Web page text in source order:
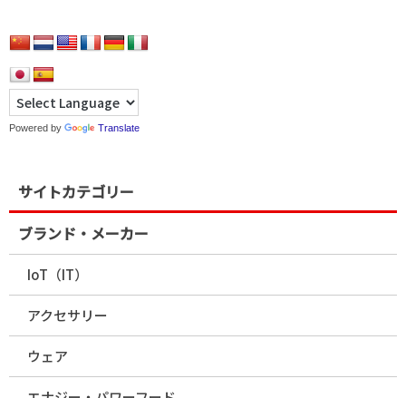
Powered by Translate
サイトカテゴリー
ブランド・メーカー
IoT（IT）
アクセサリー
ウェア